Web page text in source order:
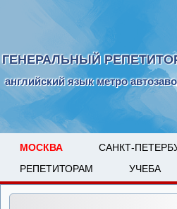
ГЕНЕРАЛЬНЫЙ
английский язык метро
МОСКВА САНКТ-
РЕПЕТИТОРАМ
УЧЕБА